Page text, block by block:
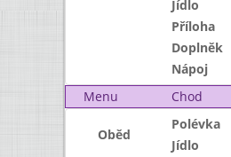
Jídlo
Příloha
Doplněk
Nápoj
Menu
Chod
Oběd
Polévka
Jídlo